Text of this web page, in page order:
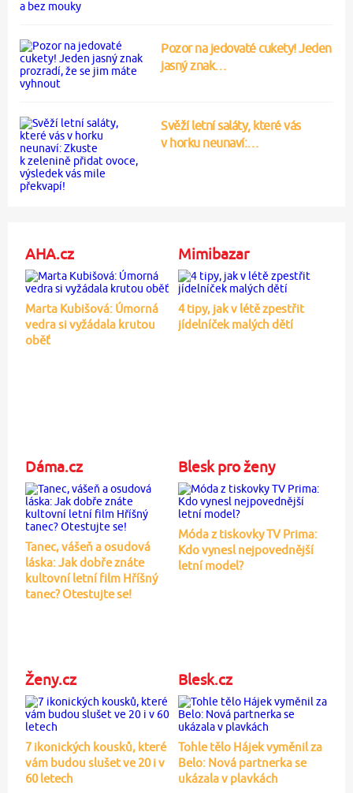
Pozor na jedovaté cukety! Jeden
jasný znak…
Svěží letní saláty, které vás
v horku neunaví:…
AHA.cz
Marta Kubišová: Úmorná
vedra si vyžádala krutou
oběť
Mimibazar
4 tipy, jak v létě zpestřit
jídelníček malých dětí
Dáma.cz
Tanec, vášeň a osudová
láska: Jak dobře znáte
kultovní letní film Hříšný
tanec? Otestujte se!
Blesk pro ženy
Móda z tiskovky TV Prima:
Kdo vynesl nejpovednější
letní model?
Ženy.cz
7 ikonických kousků, které
vám budou slušet ve 20 i v
60 letech
Blesk.cz
Tohle tělo Hájek vyměnil za
Belo: Nová partnerka se
ukázala v plavkách